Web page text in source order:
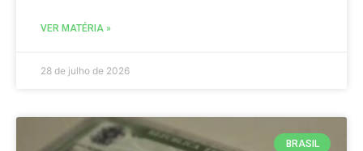
VER MATÉRIA »
28 de julho de 2026
BRASIL